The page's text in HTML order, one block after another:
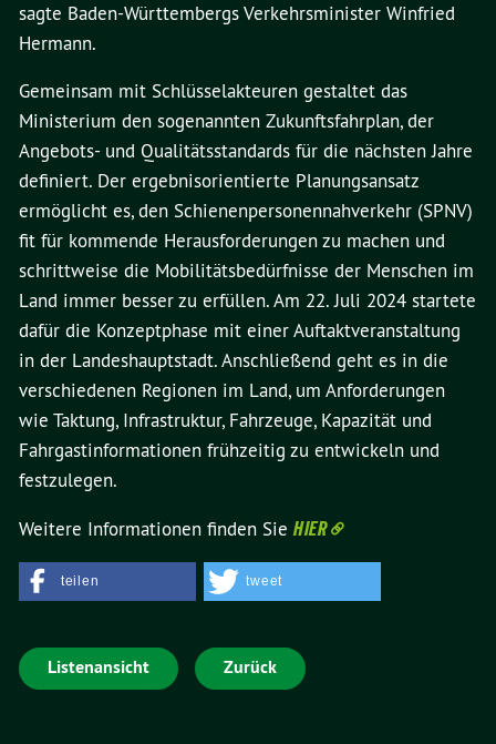
sagte Baden-Württembergs Verkehrsminister Winfried
Hermann.
Gemeinsam mit Schlüsselakteuren gestaltet das
Ministerium den sogenannten Zukunftsfahrplan, der
Angebots- und Qualitätsstandards für die nächsten Jahre
definiert. Der ergebnisorientierte Planungsansatz
ermöglicht es, den Schienenpersonennahverkehr (SPNV)
fit für kommende Herausforderungen zu machen und
schrittweise die Mobilitätsbedürfnisse der Menschen im
Land immer besser zu erfüllen. Am 22. Juli 2024 startete
dafür die Konzeptphase mit einer Auftaktveranstaltung
in der Landeshauptstadt. Anschließend geht es in die
verschiedenen Regionen im Land, um Anforderungen
wie Taktung, Infrastruktur, Fahrzeuge, Kapazität und
Fahrgastinformationen frühzeitig zu entwickeln und
festzulegen.
Weitere Informationen finden SieHIER
teilen tweet
Listenansicht Zurück